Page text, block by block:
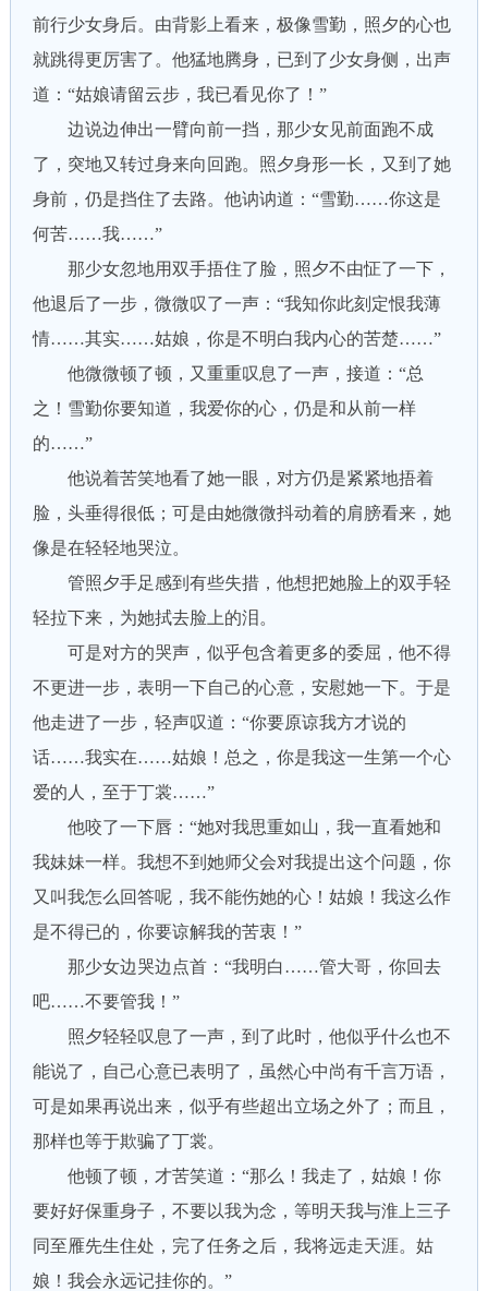
前行少女身后。由背影上看来，极像雪勤，照夕的心也
就跳得更厉害了。他猛地腾身，已到了少女身侧，出声
道：“姑娘请留云步，我已看见你了！”
边说边伸出一臂向前一挡，那少女见前面跑不成
了，突地又转过身来向回跑。照夕身形一长，又到了她
身前，仍是挡住了去路。他讷讷道：“雪勤……你这是
何苦……我……”
那少女忽地用双手捂住了脸，照夕不由怔了一下，
他退后了一步，微微叹了一声：“我知你此刻定恨我薄
情……其实……姑娘，你是不明白我内心的苦楚……”
他微微顿了顿，又重重叹息了一声，接道：“总
之！雪勤你要知道，我爱你的心，仍是和从前一样
的……”
他说着苦笑地看了她一眼，对方仍是紧紧地捂着
脸，头垂得很低；可是由她微微抖动着的肩膀看来，她
像是在轻轻地哭泣。
管照夕手足感到有些失措，他想把她脸上的双手轻
轻拉下来，为她拭去脸上的泪。
可是对方的哭声，似乎包含着更多的委屈，他不得
不更进一步，表明一下自己的心意，安慰她一下。于是
他走进了一步，轻声叹道：“你要原谅我方才说的
话……我实在……姑娘！总之，你是我这一生第一个心
爱的人，至于丁裳……”
他咬了一下唇：“她对我思重如山，我一直看她和
我妹妹一样。我想不到她师父会对我提出这个问题，你
又叫我怎么回答呢，我不能伤她的心！姑娘！我这么作
是不得已的，你要谅解我的苦衷！”
那少女边哭边点首：“我明白……管大哥，你回去
吧……不要管我！”
照夕轻轻叹息了一声，到了此时，他似乎什么也不
能说了，自己心意已表明了，虽然心中尚有千言万语，
可是如果再说出来，似乎有些超出立场之外了；而且，
那样也等于欺骗了丁裳。
他顿了顿，才苦笑道：“那么！我走了，姑娘！你
要好好保重身子，不要以我为念，等明天我与淮上三子
同至雁先生住处，完了任务之后，我将远走天涯。姑
娘！我会永远记挂你的。”